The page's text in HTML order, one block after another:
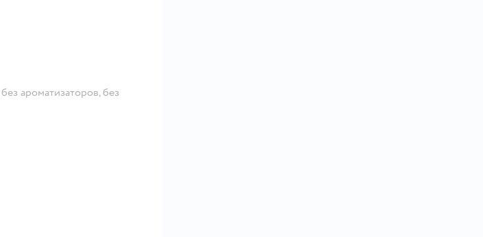
без ароматизаторов,без